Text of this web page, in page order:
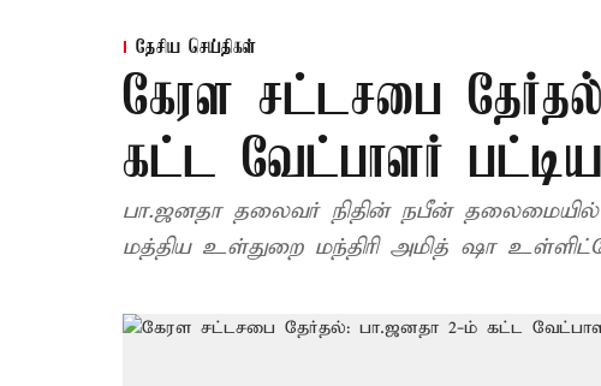
தேசிய செய்திகள்
கேரள சட்டசபை
கட்ட வேட்பாளர்
பா.ஜனதா தலைவர் நிதின் நபீன் தலைமையில்
மத்திய உள்துறை மந்திரி அமித் ஷா